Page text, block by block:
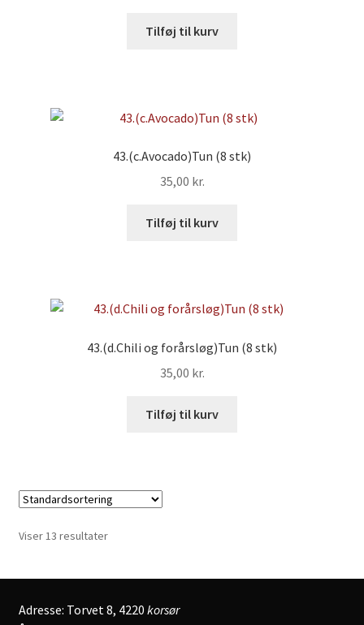
Tilføj til kurv
43.(c.Avocado)Tun (8 stk)
35,00 kr.
Tilføj til kurv
43.(d.Chili og forårsløg)Tun (8 stk)
35,00 kr.
Tilføj til kurv
Viser 13 resultater
Adresse: Torvet 8, 4220 korsør